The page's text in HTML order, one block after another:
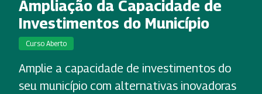
Ampliação da Capacidade de
Investimentos do Município
Curso Aberto
Amplie a capacidade de investimentos do
seu município com alternativas inovadoras